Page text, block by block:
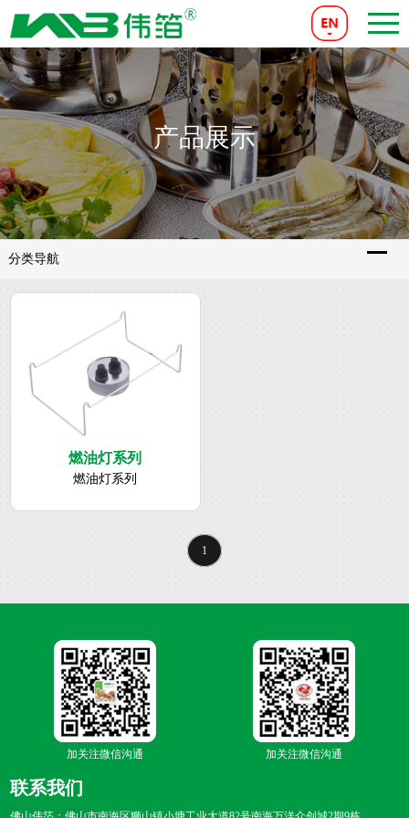
产品展示
分类导航
燃油灯系列
燃油灯系列
1
联系我们
加关注微信沟通 加关注微信沟通